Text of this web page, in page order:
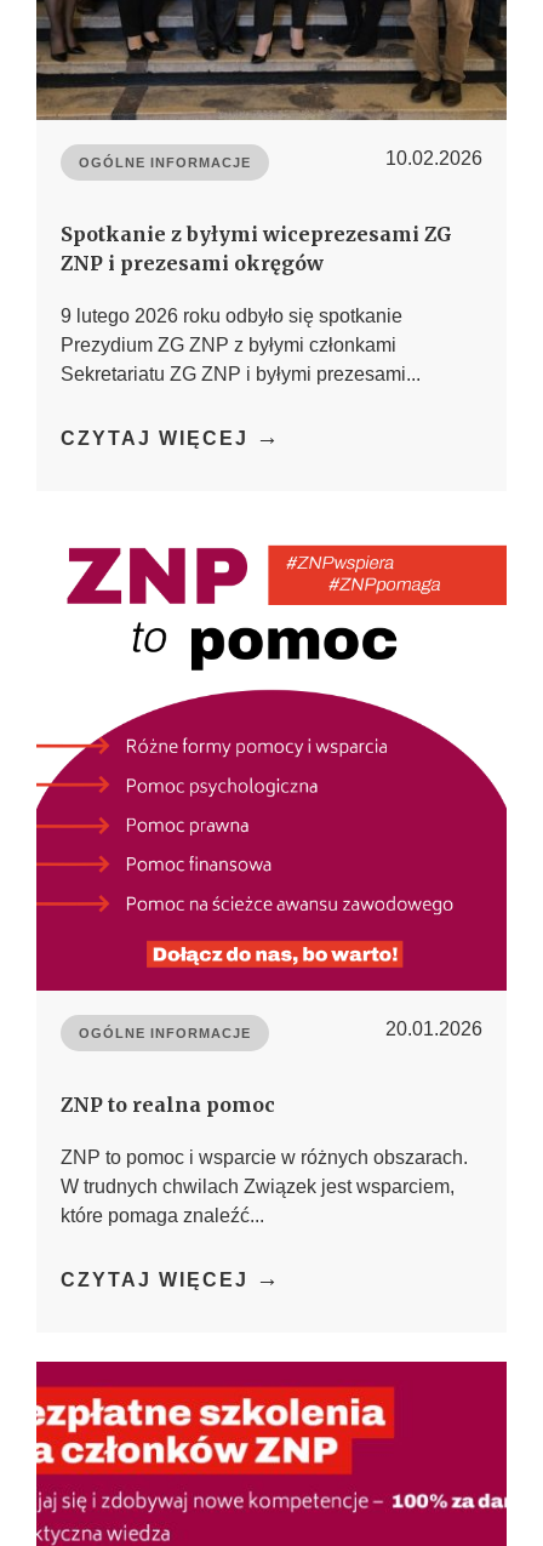
OGÓLNE INFORMACJE 10.02.2026
Spotkanie z byłymi wiceprezesami ZG
ZNP i prezesami okręgów
9 lutego 2026 roku odbyło się spotkanie
Prezydium ZG ZNP z byłymi członkami
Sekretariatu ZG ZNP i byłymi prezesami...
CZYTAJ WIĘCEJ →
OGÓLNE INFORMACJE 20.01.2026
ZNP to realna pomoc
ZNP to pomoc i wsparcie w różnych obszarach.
W trudnych chwilach Związek jest wsparciem,
które pomaga znaleźć...
CZYTAJ WIĘCEJ →